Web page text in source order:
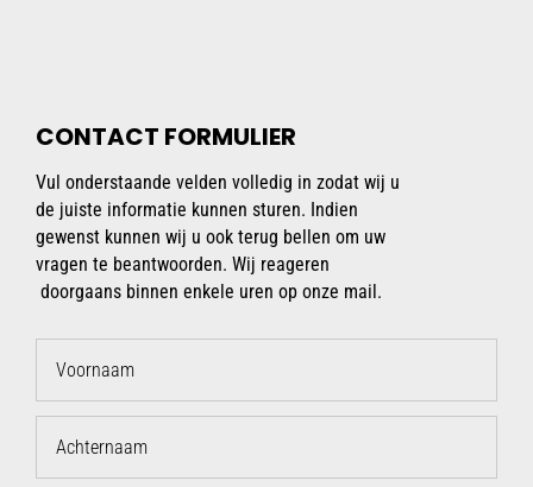
CONTACT FORMULIER
Vul onderstaande velden volledig in zodat wij u
de juiste informatie kunnen sturen. Indien
gewenst kunnen wij u ook terug bellen om uw
vragen te beantwoorden. Wij reageren
doorgaans binnen enkele uren op onze mail.